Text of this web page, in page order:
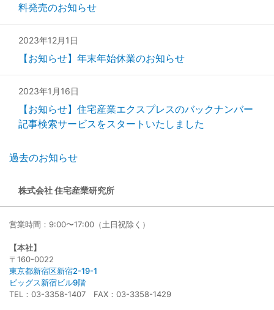
料発売のお知らせ
2023年12月1日
【お知らせ】年末年始休業のお知らせ
2023年1月16日
【お知らせ】住宅産業エクスプレスのバックナンバー
記事検索サービスをスタートいたしました
過去のお知らせ
株式会社 住宅産業研究所
営業時間：9:00〜17:00（土日祝除く）
【本社】
〒160-0022
東京都新宿区新宿2-19-1
ビッグス新宿ビル9階
TEL：03-3358-1407 FAX：03-3358-1429